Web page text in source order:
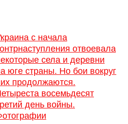
с начала
отвоевала
села и деревни
юге страны. Но бои вокруг
продолжаются.
восемьдесят
день войны.